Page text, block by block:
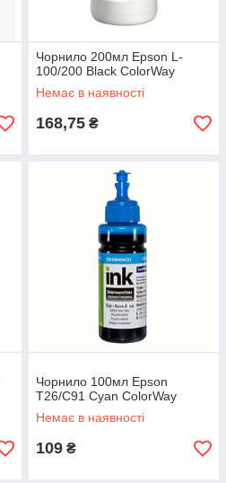
Чорнило 200мл Epson L-
100/200 Black ColorWay
Немає в наявності
168,75 ₴
Чорнило 100мл Epson
T26/C91 Cyan ColorWay
Немає в наявності
109 ₴